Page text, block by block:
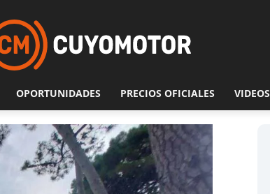
OPORTUNIDADES PRECIOS OFICIALES VIDEOS